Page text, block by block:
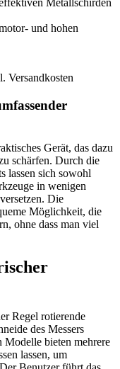
und hohen
Versandkosten
Gerät, das dazu
schärfen. Durch die
lassen sich sowohl
in wenigen
Die
Möglichkeit, die
ohne dass man viel
Regel rotierende
des Messers
Modelle bieten mehrere
lassen, um